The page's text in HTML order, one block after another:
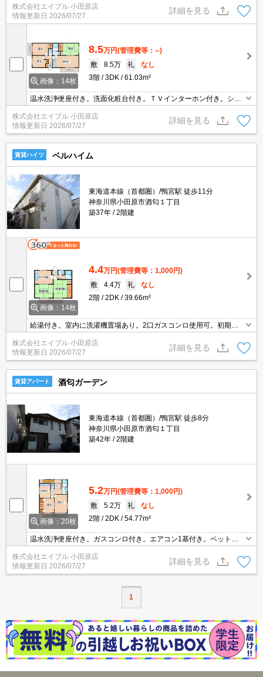
り。追い焚き付き。駐車場1台分無料。仲介手数料家賃の0.55ヵ月
分。
株式会社エイブル 小田原店
情報更新日 2026/07/27
詳細を見る
画像：14枚
8.5万円(管理費等：--)
敷
8.5万 礼
なし
3階
3DK 61.03m²
温水洗浄便座付き。洗面化粧台付き。ＴＶインターホン付き。シュ
ーズボックス付き。2口ガスコンロ設置可。駐車場1台分無料。シュ
ーズボックス付き。仲介手数料家賃の0.55ヵ月分。
株式会社エイブル 小田原店
情報更新日 2026/07/27
詳細を見る
賃貸ハイツ ベルハイム
東海道本線（首都圏）/鴨宮駅 徒歩11分
神奈川県小田原市酒匂１丁目
築37年
2階建
画像：14枚
4.4万円(管理費等：1,000円)
敷
4.4万 礼
なし
2階
2DK 39.66m²
給湯付き。室内に洗濯機置場あり。2口ガスコンロ使用可。初期費
用・家賃カード払い可。家賃の支払でポイントたまります（条件あ
り）。礼金なし。最新の空室状況はお気軽にお問い合わせ下さい。
バス・トイレ別。
株式会社エイブル 小田原店
情報更新日 2026/07/27
詳細を見る
賃貸アパート 酒匂ガーデン
東海道本線（首都圏）/鴨宮駅 徒歩8分
神奈川県小田原市酒匂１丁目
築42年
2階建
画像：20枚
5.2万円(管理費等：1,000円)
敷
5.2万 礼
なし
2階
2DK 54.77m²
温水洗浄便座付き。ガスコンロ付き。エアコン1基付き。ペット応
相談。ペット飼育の場合、敷金1ヵ月分増。インターネット無料。
仲介手数料家賃の0.55ヵ月分。駐車場セット契約。小型犬のみ相談
可。
株式会社エイブル 小田原店
情報更新日 2026/07/27
詳細を見る
1